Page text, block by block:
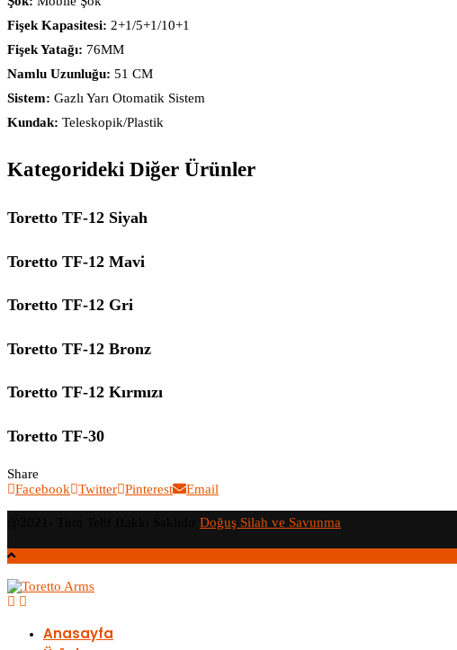
Fişek Kapasitesi: 2+1/5+1/10+1
Fişek Yatağı: 76MM
Namlu Uzunluğu: 51 CM
Sistem: Gazlı Yarı Otomatik Sistem
Kundak: Teleskopik/Plastik
Kategorideki Diğer Ürünler
Toretto TF-12 Siyah
Toretto TF-12 Mavi
Toretto TF-12 Gri
Toretto TF-12 Bronz
Toretto TF-12 Kırmızı
Toretto TF-30
Share
Facebook
Twitter Pinterest Email
Doğuş Silah ve Savunma
Anasayfa